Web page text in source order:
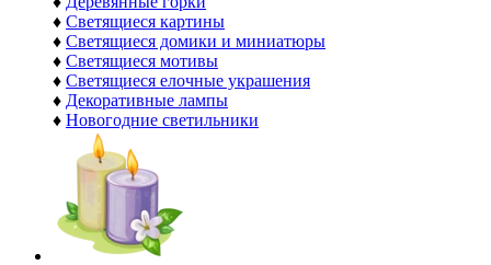
♦ Светящиеся картины
♦ Светящиеся домики и миниатюры
♦ Светящиеся мотивы
♦ Светящиеся елочные украшения
♦ Декоративные лампы
♦ Новогодние светильники